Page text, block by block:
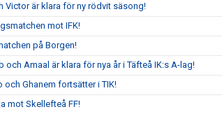
Victor är klara för ny rödvit säsong!
mot IFK!
på Borgen!
och Amaal är klara för nya år i Täfteå IK:s A-lag!
och Ghanem fortsätter i TIK!
mot Skellefteå FF!